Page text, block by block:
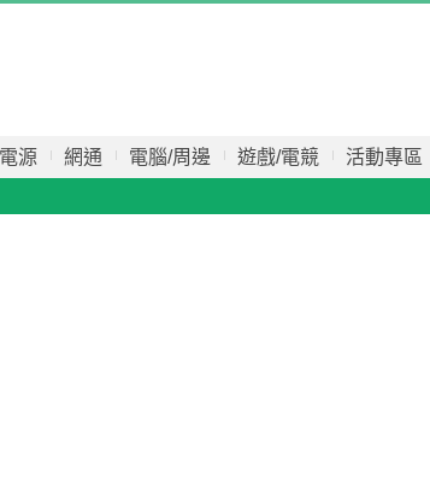
源 網通 電腦/周邊 遊戲/電競 活動專區